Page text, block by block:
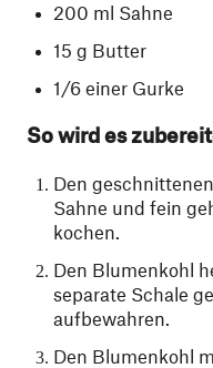
200 ml Sahne
15 g Butter
1/6 einer Gurke
So wird es
Den
Sahne und fein
kochen.
Den Blumenkohl
separate Schale
aufbewahren.
Den Blumenkohl